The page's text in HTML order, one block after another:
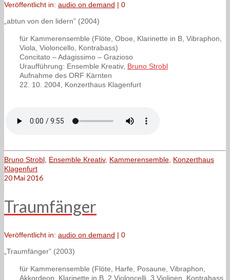
Veröffentlicht in: audio on demand | 0
„abtun von den lidern” (2004)
für Kammerensemble (Flöte, Oboe, Klarinette in B, Vibraphon,
Viola, Violoncello, Kontrabass)
Concitato – Adagissimo – Grazioso
Uraufführung: Ensemble Kreativ, Bruno Strobl
Aufnahme des ORF Kärnten
22. 10. 2004, Konzerthaus Klagenfurt
Bruno Strobl Ensemble Kreativ, Kammerensemble Konzerthaus
Klagenfurt
20Mai 2016
Traumfänger
Veröffentlicht in: audio on demand | 0
„Traumfänger” (2003)
für Kammerensemble (Flöte, Harfe, Posaune, Vibraphon,
Akkordeon, Klarinette in B, 2 Violoncelli, 3 Violinen, Kontrabass,